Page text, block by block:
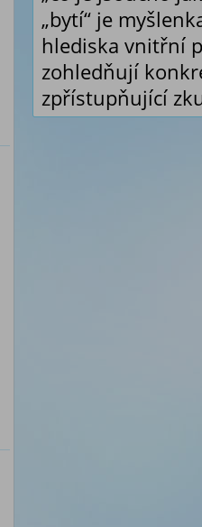
„bytí“ je
hlediska vnitřní
zohledňují
zpřístupňující